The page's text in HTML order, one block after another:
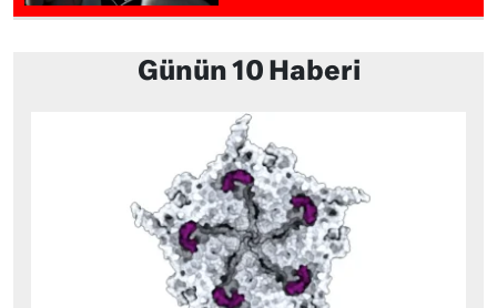
Günün 10 Haberi